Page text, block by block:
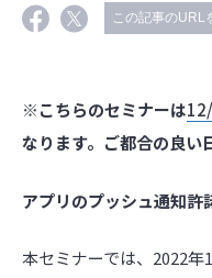
この記事のURL
※こちらのセミナーは
なります。ご都合の良い
アプリのプッシュ通知許
本セミナーでは、2022